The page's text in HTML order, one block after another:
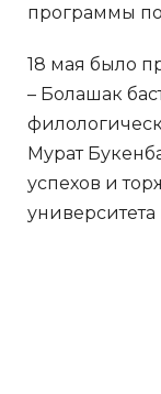
программы
18 мая было
– Болашак
Мурат
успехов и